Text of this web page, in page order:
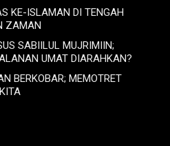
KE-ISLAMAN DI TENGAH
ZAMAN
SABIILUL MUJRIMIIN;
UMAT DIARAHKAN?
BERKOBAR; MEMOTRET